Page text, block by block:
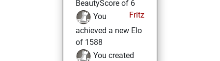
BeautyScore of 6
Fritz
You
achieved a new Elo
of 1588
You created